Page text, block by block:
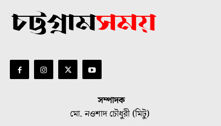
সম্পাদক
মো. নওশাদ চৌধুরী (মিটু)